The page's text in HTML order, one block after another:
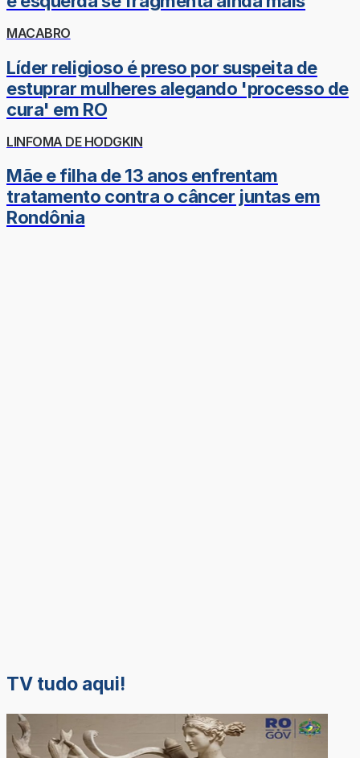
MACABRO
Líder religioso é preso por suspeita de
estuprar mulheres alegando 'processo de
cura' em RO
LINFOMA DE HODGKIN
Mãe e filha de 13 anos enfrentam
tratamento contra o câncer juntas em
Rondônia
TV tudo aqui!